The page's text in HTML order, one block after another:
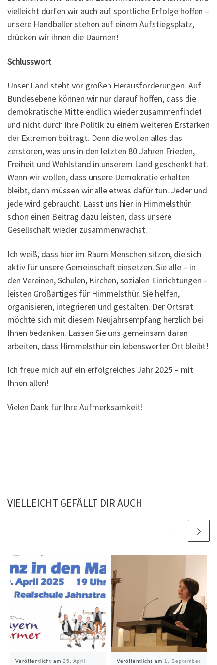
vielleicht dürfen wir auch auf sportliche Erfolge hoffen –
unsere Handballer stehen auf einem Aufstiegsplatz,
drücken wir ihnen die Daumen!
Schlusswort
Unser Land steht vor großen Herausforderungen. Auf
Bundesebene können wir nur darauf hoffen, dass die
demokratische Mitte endlich wieder zusammenfindet
und nicht durch ihre Politik zu einem weiteren Erstarken
der Extremen beiträgt. Denn die wollen alles das
zerstören, was uns in den letzten 80 Jahren Frieden,
Freiheit und Wohlstand in unserem Land geschenkt hat.
Wenn wir wollen, dass unsere Demokratie erhalten
bleibt, dann müssen wir alle etwas dafür tun. Jeder und
jede wird gebraucht. Lasst uns hier in Himmelsthür
schon einen Beitrag dazu leisten, dass unsere
Gesellschaft wieder zusammenwächst.
Ich weiß, dass hier im Raum Menschen sitzen, die sich
aktiv für unsere Gemeinschaft einsetzen. Sie alle – in
den Vereinen, Schulen, Kirchen, sozialen Einrichtungen –
leisten Großartiges für Himmelsthür. Sie helfen,
organisieren, integrieren und gestalten. Der Ortsrat
möchte sich mit diesem Neujahrsempfang herzlich bei
Ihnen bedanken. Lassen Sie uns gemeinsam daran
arbeiten, dass Himmelsthür ein lebenswerter Ort bleibt!
Ich freue mich auf ein erfolgreiches Jahr 2025 – mit
Ihnen allen!
Vielen Dank für Ihre Aufmerksamkeit!
VIELLEICHT GEFÄLLT DIR AUCH
Veröffentlicht am 25. April
Veröffentlicht am 1. September